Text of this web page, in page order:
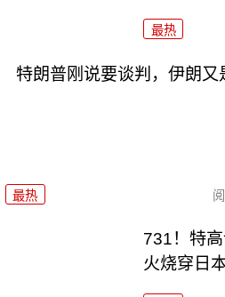
最热
特朗普刚说要谈判，伊朗又
最热
731！特
火烧穿日